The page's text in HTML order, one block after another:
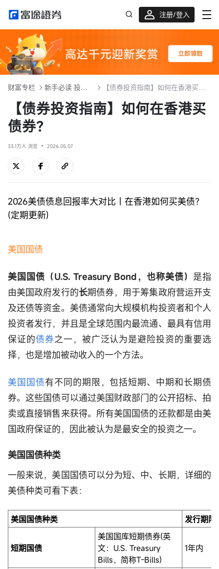
注册/登入
迎新重磅礼 股票/BTC等任你选!
财富专栏 新手必读 投资入门101 【债券投资指南】如何在香港买债券？
【债券投资指南】如何在香港买
债券？
33.1万人 浏览 2026.05.07
2026美债债息回报率大对比｜在香港如何买美债？
(定期更新)
美国国债
美国国债（U.S. Treasury Bond，也称美债） 是指
由美国政府发行的长期债券，用于筹集政府营运开支
及还债等资金。美债通常向大规模机构投资者和个人
投资者发行，并且是全球范围内最流通、最具有信用
保证的债券之一，被广泛认为是避险投资的重要选
择，也是增加被动收入的一个方法。
美国国债有不同的期限，包括短期、中期和长期债
券。这些国债可以通过美国财政部门的公开招标、拍
卖或直接销售来获得。所有美国国债的还款都是由美
国政府保证的，因此被认为是最安全的投资之一。
美国国债种类
一般来说，美国国债可以分为短、中、长期，详细的
美债种类可看下表：
美国国债种类 发行期限
短期国债
美国国库短期债券(英
文：U.S. Treasury
Bills，简称T-Bills)
1年内